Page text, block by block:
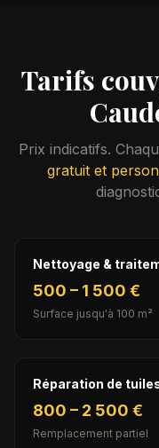
Tarifs
Prix indicatifs.
gratuit et
Nettoyage &
500 – 1 500 €
Surface jusqu'à 100 m²
Réparation de
800 – 2 500 €
Remplacement partiel